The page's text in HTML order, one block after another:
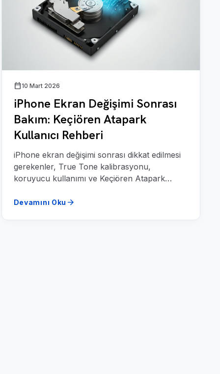
calendar_today10 Mart 2026
iPhone Ekran Değişimi Sonrası
Bakım: Keçiören Atapark
Kullanıcı Rehberi
iPhone ekran değişimi sonrası dikkat edilmesi
gerekenler, True Tone kalibrasyonu,
koruyucu kullanımı ve Keçiören Atapark
Devamını Oku arrow_forward